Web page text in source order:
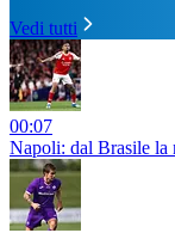
Vedi tutti
00:07
Napoli: dal Brasile la